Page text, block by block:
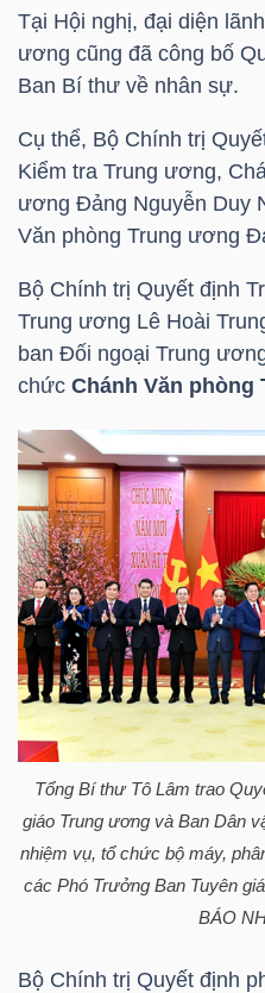
Tại Hội nghị, đại diện
ương cũng đã công bố
Ban Bí thư về nhân sự.
Cụ thể, Bộ Chính trị
Kiểm tra Trung ương,
ương Đảng Nguyễn Duy
Văn phòng Trung ương
Bộ Chính trị Quyết định
Trung ương Lê Hoài
ban Đối ngoại Trung
chức Chánh Văn
Tổng Bí thư Tô Lâm trao
giáo Trung ương và Ban Dân
nhiệm vụ, tổ chức bộ máy,
các Phó Trưởng Ban Tuyên
BÁO
Bộ Chính trị Quyết định
Mã
chứng
(-)
Tất cả Cổ phiếu
đạo
(-)
Tất cả Người nội bộ
Tin
tức
(-)
Bài
viết
của
tác
giả
(-)
Báo
cáo
(-)